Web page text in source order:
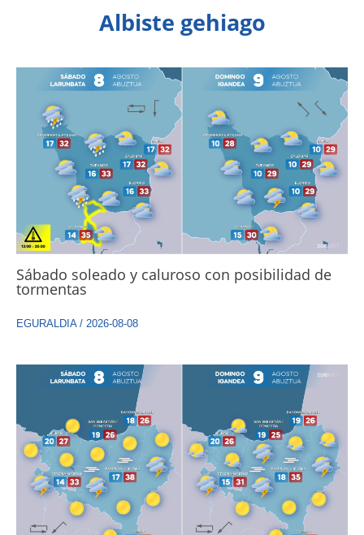
Albiste gehiago
Sábado soleado y caluroso con posibilidad de
tormentas
EGURALDIA/ 2026-08-08